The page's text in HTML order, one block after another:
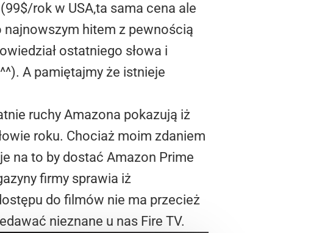
rok w USA,ta sama cena ale
hitem z pewnością
ostatniego słowa i
A pamiętajmy że istnieje
ruchy Amazona pokazują iż
roku. Chociaż moim zdaniem
na to by dostać Amazon Prime
firmy sprawia iż
do filmów nie ma przecież
nieznane u nas Fire TV.